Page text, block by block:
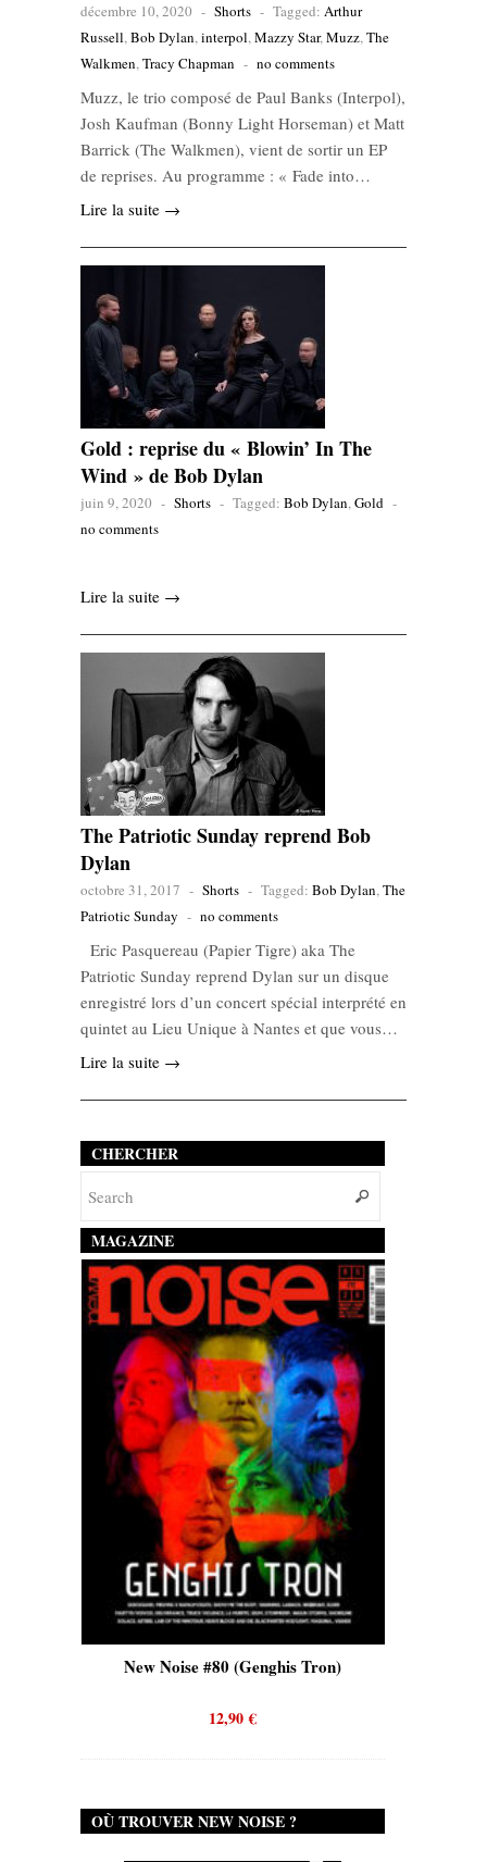
décembre 10, 2020 - Shorts - Tagged: Arthur
Russell,Bob Dylan,interpol,Mazzy Star,Muzz,The
Walkmen,Tracy Chapman - no comments
Muzz, le trio composé de Paul Banks (Interpol),
Josh Kaufman (Bonny Light Horseman) et Matt
Barrick (The Walkmen), vient de sortir un EP
de reprises. Au programme : « Fade into…
Lire la suite →
Gold : reprise du « Blowin’ In The
Wind » de Bob Dylan
juin 9, 2020 - Shorts - Tagged: Bob Dylan,Gold -
no comments
Lire la suite →
The Patriotic Sunday reprend Bob
Dylan
octobre 31, 2017 - Shorts - Tagged: Bob Dylan,The
Patriotic Sunday - no comments
Eric Pasquereau (Papier Tigre) aka The
Patriotic Sunday reprend Dylan sur un disque
enregistré lors d’un concert spécial interprété en
quintet au Lieu Unique à Nantes et que vous…
Lire la suite →
CHERCHER
MAGAZINE
New Noise #80 (Genghis Tron)
12,90€
OÙ TROUVER NEW NOISE ?